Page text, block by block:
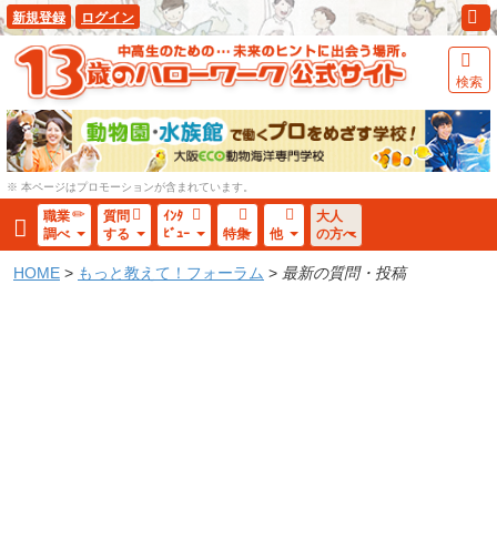
新規登録 ログイン
検索
※ 本ページはプロモーションが含まれています。
職業
調べ
質問
する
ｲﾝﾀ
ﾋﾞｭｰ
特集 他
大人
の方へ
HOME > もっと教えて！フォーラム > 最新の質問・投稿